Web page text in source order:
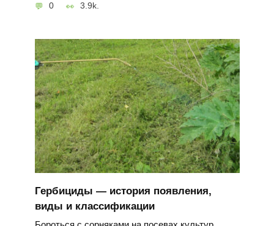
0 3.9k.
Гербициды — история появления,
виды и классификации